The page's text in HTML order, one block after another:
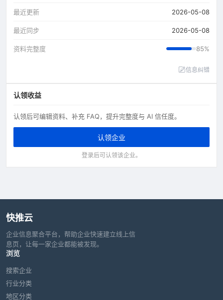
最近更新 2026-05-08
最近同步 2026-05-08
资料完整度 85%
信息纠错
认领收益
认领后可编辑资料、补充 FAQ，提升完整度与 AI 信任度。
认领企业
登录后可认领该企业。
快推云
企业信息聚合平台，帮助企业快速建立线上信
息页，让每一家企业都能被发现。
浏览
搜索企业
行业分类
地区分类